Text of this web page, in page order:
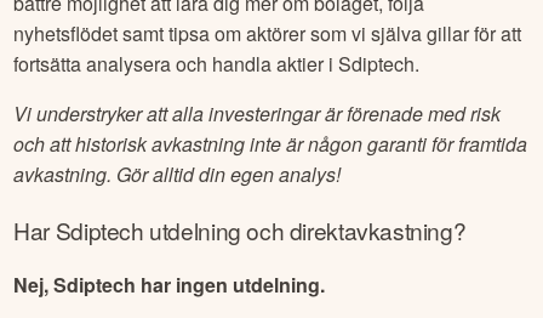
nyhetsflödet samt tipsa om aktörer som vi själva gillar för att
fortsätta analysera och handla aktier iSdiptech.
Vi understryker att alla investeringar är förenade med risk
och att historisk avkastning inte är någon garanti för framtida
avkastning. Gör alltid din egen analys!
HarSdiptech utdelning och direktavkastning?
Nej, Sdiptech har ingen utdelning.